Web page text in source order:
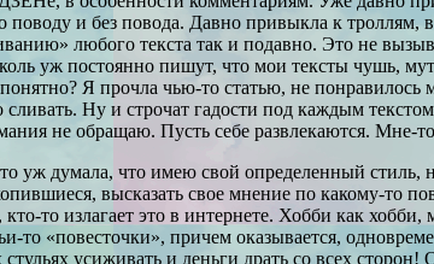
поводу и без повода. Давно привыкла к
любого текста так и подавно. Это не
уж постоянно пишут, что мои тексты чушь,
Я прочла чью-то статью, не понравилось
Ну и строчат гадости под каждым
не обращаю. Пусть себе развлекаются. Мне-
уж думала, что имею свой определенный
высказать свое мнение по какому-то
то излагает это в интернете. Хобби как
то «повесточки», причем оказывается,
стульях усиживать и деньги драть со всех